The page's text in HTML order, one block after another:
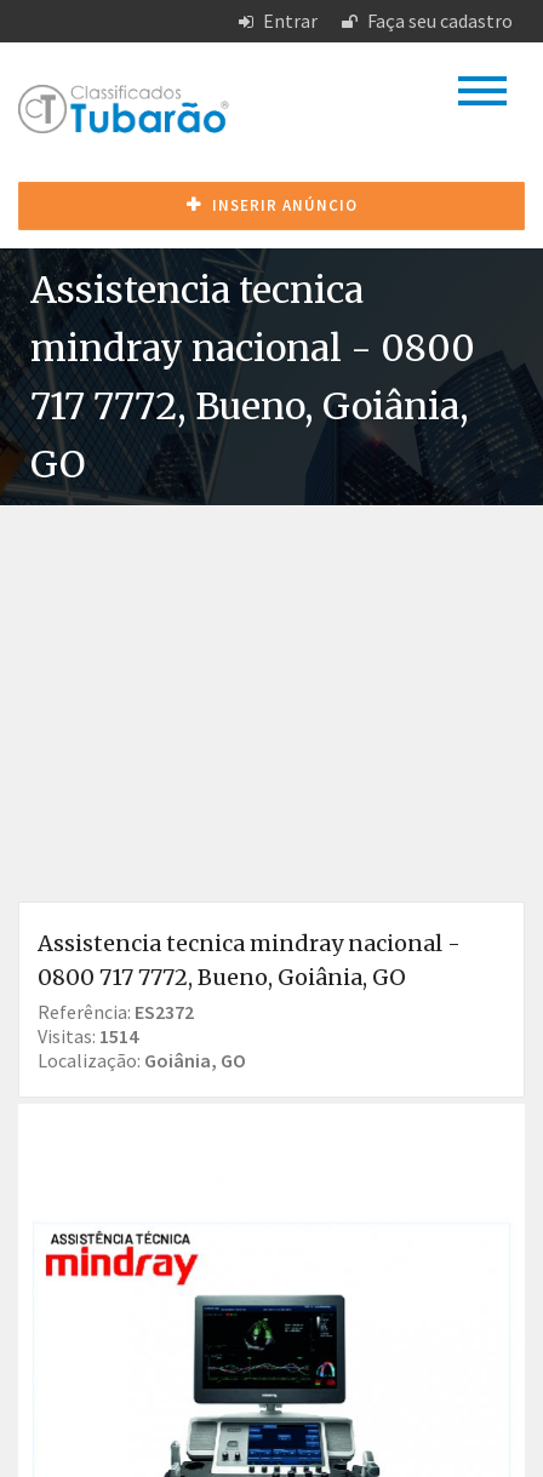
Entrar Faça seu cadastro
INSERIR ANÚNCIO
Assistencia tecnica
mindray nacional - 0800
717 7772, Bueno, Goiânia,
GO
Assistencia tecnica mindray nacional -
0800 717 7772, Bueno, Goiânia, GO
Referência: ES2372
Visitas: 1514
Localização: Goiânia, GO